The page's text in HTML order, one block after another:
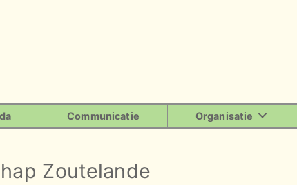
Communicatie Organisatie
Zoutelande